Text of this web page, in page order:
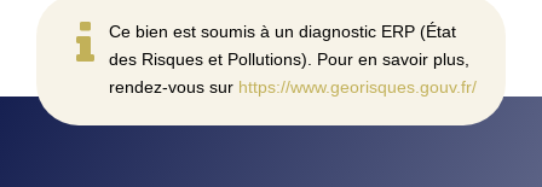
Ce bien est soumis à un diagnostic ERP (État
des Risques et Pollutions). Pour en savoir plus,
rendez-vous sur https://www.georisques.gouv.fr/